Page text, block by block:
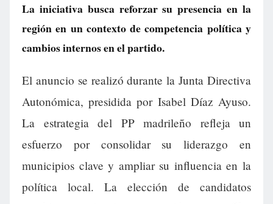
La iniciativa busca reforzar su presencia en la
región en un contexto de competencia política y
cambios internos en el partido.
El anuncio se realizó durante la Junta Directiva
Autonómica, presidida por Isabel Díaz Ayuso.
La estrategia del PP madrileño refleja un
esfuerzo por consolidar su liderazgo en
municipios clave y ampliar su influencia en la
política local. La elección de candidatos